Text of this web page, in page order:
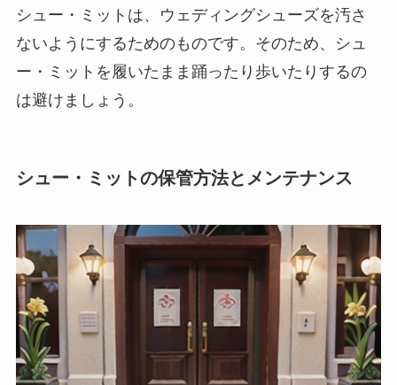
シュー・ミットは、ウェディングシューズを汚さ
ないようにするためのものです。そのため、シュ
ー・ミットを履いたまま踊ったり歩いたりするの
は避けましょう。
シュー・ミットの保管方法とメンテナンス